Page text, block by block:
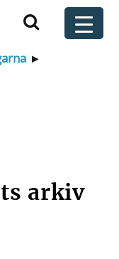
▸
arkiv